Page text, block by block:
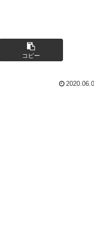
コピー